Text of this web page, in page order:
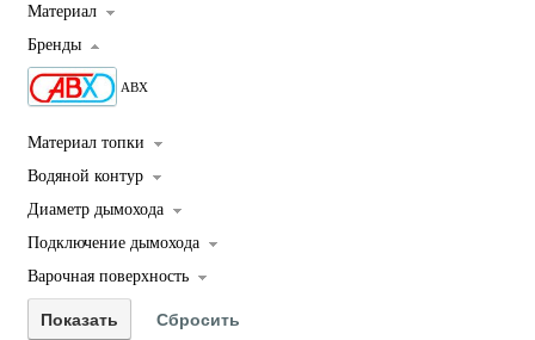
Материал
Бренды
ABX
Материал топки
Водяной контур
Диаметр дымохода
Подключение дымохода
Варочная поверхность